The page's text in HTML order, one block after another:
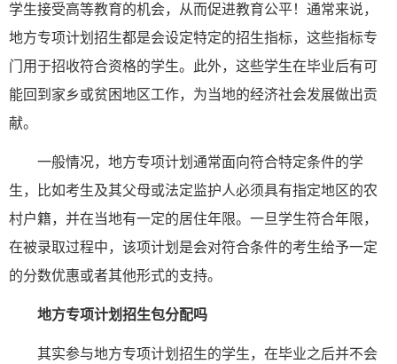
学生接受高等教育的机会，从而促进教育公平！通常来说，
地方专项计划招生都是会设定特定的招生指标，这些指标专
门用于招收符合资格的学生。此外，这些学生在毕业后有可
能回到家乡或贫困地区工作，为当地的经济社会发展做出贡
献。
一般情况，地方专项计划通常面向符合特定条件的学
生，比如考生及其父母或法定监护人必须具有指定地区的农
村户籍，并在当地有一定的居住年限。一旦学生符合年限，
在被录取过程中，该项计划是会对符合条件的考生给予一定
的分数优惠或者其他形式的支持。
地方专项计划招生包分配吗
其实参与地方专项计划招生的学生，在毕业之后并不会